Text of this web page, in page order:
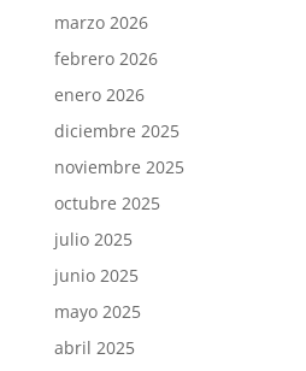
marzo 2026
febrero 2026
enero 2026
diciembre 2025
noviembre 2025
octubre 2025
julio 2025
junio 2025
mayo 2025
abril 2025